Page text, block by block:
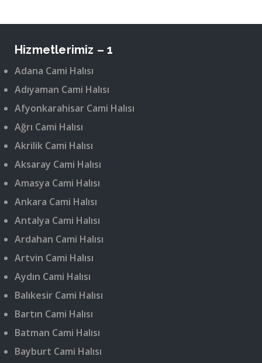
Hizmetlerimiz – 1
Adana Cami Halısı
Adıyaman Cami Halısı
Afyonkarahisar Cami Halısı
Ağrı Cami Halısı
Akrilik Cami Halısı
Aksaray Cami Halısı
Amasya Cami Halısı
Ankara Cami Halısı
Antalya Cami Halısı
Ardahan Cami Halısı
Artvin Cami Halısı
Aydın Cami Halısı
Balıkesir Cami Halısı
Bartın Cami Halısı
Batman Cami Halısı
Bayburt Cami Halısı